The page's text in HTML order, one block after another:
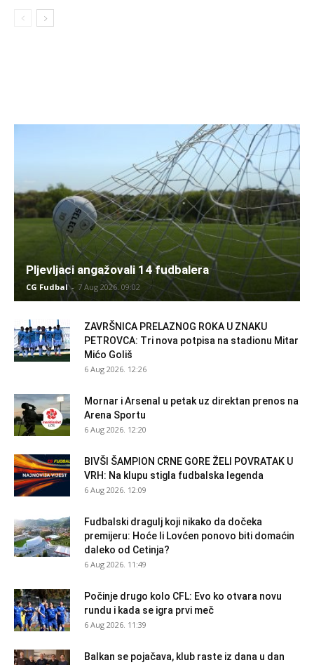
Pljevljaci angažovali 14 fudbalera
CG Fudbal - 7 Aug 2026. 09:02
ZAVRŠNICA PRELAZNOG ROKA U ZNAKU
PETROVCA: Tri nova potpisa na stadionu Mitar
Mićo Goliš
6 Aug 2026. 12:26
Mornar i Arsenal u petak uz direktan prenos na
Arena Sportu
6 Aug 2026. 12:20
BIVŠI ŠAMPION CRNE GORE ŽELI POVRATAK U
VRH: Na klupu stigla fudbalska legenda
6 Aug 2026. 12:09
Fudbalski dragulj koji nikako da dočeka
premijeru: Hoće li Lovćen ponovo biti domaćin
daleko od Cetinja?
6 Aug 2026. 11:49
Počinje drugo kolo CFL: Evo ko otvara novu
rundu i kada se igra prvi meč
6 Aug 2026. 11:39
Balkan se pojačava, klub raste iz dana u dan